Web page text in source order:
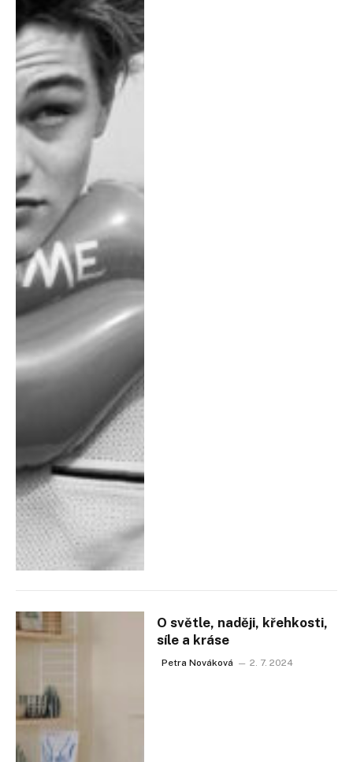
O světle, naději, křehkosti,
síle a kráse
Petra Nováková 2. 7. 2024